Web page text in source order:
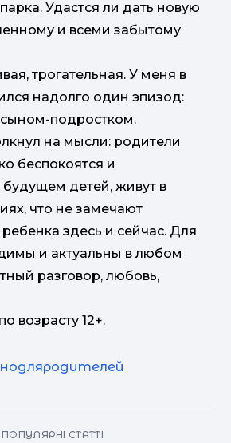
Удастся ли дать новую
и всеми забытому
трогательная. У меня в
надолго один эпизод:
сыном-подростком.
на мысли: родители
беспокоятся и
детей, живут в
что не замечают
здесь и сейчас. Для
и актуальны в любом
разговор, любовь,
возрасту 12+.
ПОПУЛЯРНІ СТАТТІ